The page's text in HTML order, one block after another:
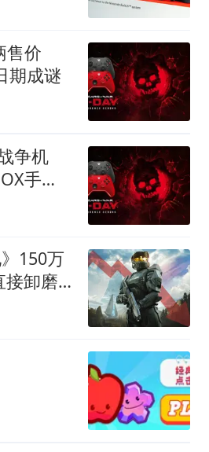
售价
期成谜
争机
手
150万
接卸磨